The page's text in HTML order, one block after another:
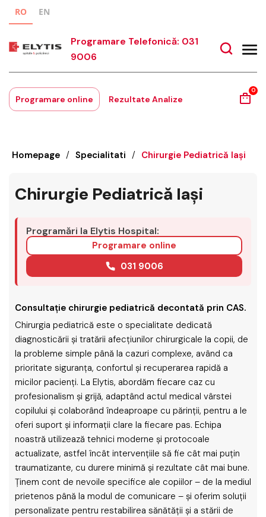
RO EN
Programare Telefonică: 031
9006
Programare online Rezultate Analize
0
Homepage / Specialitati / Chirurgie Pediatrică Iași
Chirurgie Pediatrică Iași
Programări la Elytis Hospital:
Programare online
031 9006
Consultație chirurgie pediatrică decontată prin CAS.
Chirurgia pediatrică este o specialitate dedicată
diagnosticării și tratării afecțiunilor chirurgicale la copii, de
la probleme simple până la cazuri complexe, având ca
prioritate siguranța, confortul și recuperarea rapidă a
micilor pacienți. La Elytis, abordăm fiecare caz cu
profesionalism și grijă, adaptând actul medical vârstei
copilului și colaborând îndeaproape cu părinții, pentru a le
oferi suport și informații clare la fiecare pas. Echipa
noastră utilizează tehnici moderne și protocoale
actualizate, astfel încât intervențiile să fie cât mai puțin
traumatizante, cu durere minimă și rezultate cât mai bune.
Ținem cont de nevoile specifice ale copiilor – de la mediul
prietenos până la modul de comunicare – și oferim soluții
personalizate pentru restabilirea sănătății și a stării de